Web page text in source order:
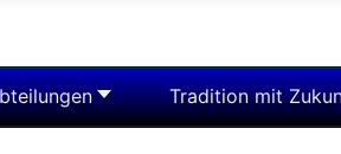
Tradition mit